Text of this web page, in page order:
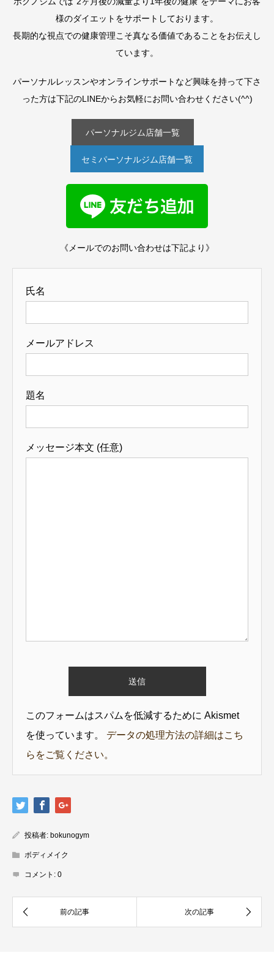
様のダイエットをサポートしております。
長期的な視点での健康管理こそ真なる価値であることをお伝えし
ています。
パーソナルレッスンやオンラインサポートなど興味を持って下さ
った方は下記のLINEからお気軽にお問い合わせください(^^)
パーソナルジム店舗一覧
セミパーソナルジム店舗一覧
《メールでのお問い合わせは下記より》
氏名
メールアドレス
題名
メッセージ本文 (任意)
このフォームはスパムを低減するために Akismet
を使っています。 データの処理方法の詳細はこち
らをご覧ください。
投稿者: bokunogym
ボディメイク
コメント: 0